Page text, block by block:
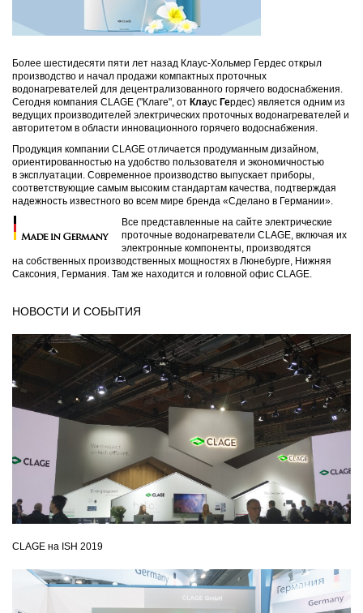
Более шестидесяти пяти лет назад Клаус-Хольмер Гердес открыл
производство и начал продажи компактных проточных
водонагревателей для децентрализованного горячего водоснабжения.
Сегодня компания CLAGE ("Клаге", от Клаус Гердес) является одним из
ведущих производителей электрических проточных водонагревателей и
авторитетом в области инновационного горячего водоснабжения.
Продукция компании CLAGE отличается продуманным дизайном,
ориентированностью на удобство пользователя и экономичностью
в эксплуатации. Современное производство выпускает приборы,
соответствующие самым высоким стандартам качества, подтверждая
надежность известного во всем мире бренда «Сделано в Германии».
Все представленные на сайте электрические
проточные водонагреватели CLAGE, включая их
электронные компоненты, производятся
на собственных производственных мощностях в Люнебурге, Нижняя
Саксония, Германия. Там же находится и головной офис CLAGE.
НОВОСТИ И СОБЫТИЯ
CLAGE на ISH 2019